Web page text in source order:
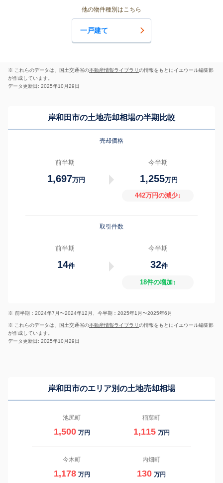
他の物件種別はこちら
一戸建て
※ これらのデータは、国土交通省の不動産情報ライブラリの情報をもとにイエウール編集部
が作成しています。
データ更新日: 2025年10月29日
岸和田市の土地売却相場の半期比較
売却価格
前半期
1,697万円
今半期
1,255万円
442万円の減少↓
取引件数
前半期
14件
今半期
32件
18件の増加↑
※ 前半期：2024年7月〜2024年12月、今半期：2025年1月〜2025年6月
※ これらのデータは、国土交通省の不動産情報ライブラリの情報をもとにイエウール編集部
が作成しています。
データ更新日: 2025年10月29日
岸和田市のエリア別の土地売却相場
池尻町
1,500 万円
稲葉町
1,115 万円
今木町
1,178 万円
内畑町
130 万円